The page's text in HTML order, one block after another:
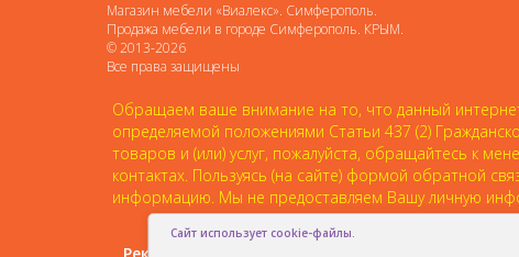
Магазин мебели «Виалекс». Симферополь.
Продажа мебели в городе Симферополь. КРЫМ.
© 2013-2026
Все права защищены
Обращаем ваше внимание на то, что данный
определяемой положениями Статьи 437 (2)
товаров и (или) услуг, пожалуйста, обращайтесь к
контактах. Пользуясь (на сайте) формой обратной
информацию. Мы не предоставляем Вашу личную
Сайт использует cookie-файлы.